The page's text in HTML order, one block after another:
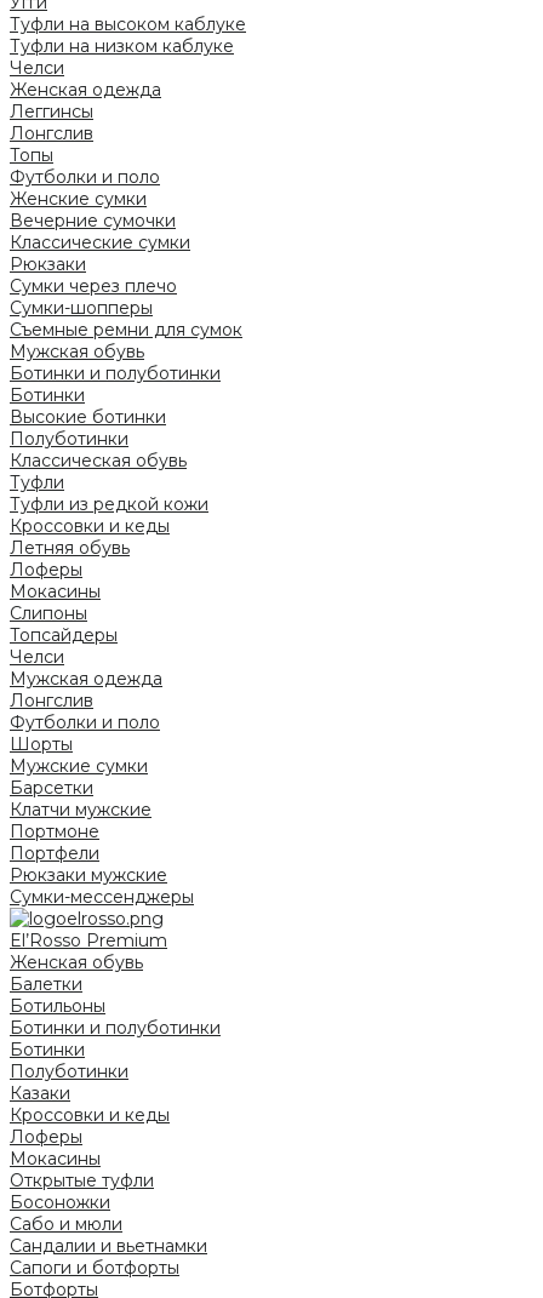
Туфли на высоком каблуке
Туфли на низком каблуке
Челси
Женская одежда
Леггинсы
Лонгслив
Топы
Футболки и поло
Женские сумки
Вечерние сумочки
Классические сумки
Рюкзаки
Сумки через плечо
Сумки-шопперы
Съемные ремни для сумок
Мужская обувь
Ботинки и полуботинки
Ботинки
Высокие ботинки
Полуботинки
Классическая обувь
Туфли
Туфли из редкой кожи
Кроссовки и кеды
Летняя обувь
Лоферы
Мокасины
Слипоны
Топсайдеры
Челси
Мужская одежда
Лонгслив
Футболки и поло
Шорты
Мужские сумки
Барсетки
Клатчи мужские
Портмоне
Портфели
Рюкзаки мужские
Сумки-мессенджеры
El’Rosso Premium
Женская обувь
Балетки
Ботильоны
Ботинки и полуботинки
Ботинки
Полуботинки
Казаки
Кроссовки и кеды
Лоферы
Мокасины
Открытые туфли
Босоножки
Сабо и мюли
Сандалии и вьетнамки
Сапоги и ботфорты
Ботфорты